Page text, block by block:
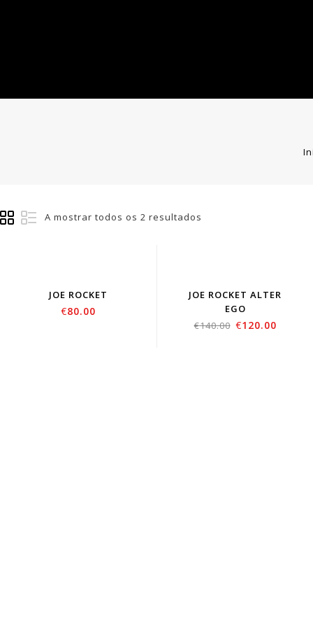
A mostrar todos os 2 resultados
JOE ROCKET
€80.00
JOE ROCKET ALTER
EGO
€140.00 €120.00